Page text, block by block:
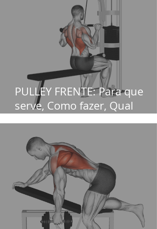
PULLEY FRENTE: Para que
serve, Como fazer, Qual
músculo Pega